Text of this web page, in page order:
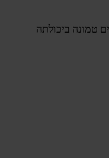
טמונה ביכולתה